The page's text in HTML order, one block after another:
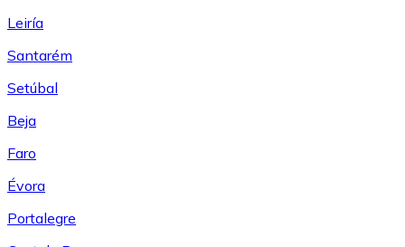
Leiría
Santarém
Setúbal
Beja
Faro
Évora
Portalegre